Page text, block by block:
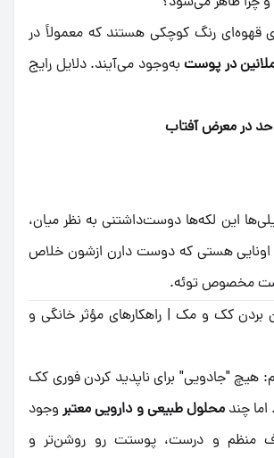
قهوه‌ای رنگ کوچکی هستند که معمولاً در
در پوستبه‌وجود می‌آیند. دلایل رایج
حد در معرض آفتاب
این لکه‌ها دوست‌داشتنی به نظر میان،
اونایی هستی که دوست دارن ازشون خلاص
مخصوص توئه.
بردن کک و مک | راهکارهای مؤثر خانگی و
هیچ "جادویی" برای ناپدید کردن فوری کک
چندمحلول طبیعی و دارویی معتبروجود
منظم و درست، پوستت رو روشن‌تر و